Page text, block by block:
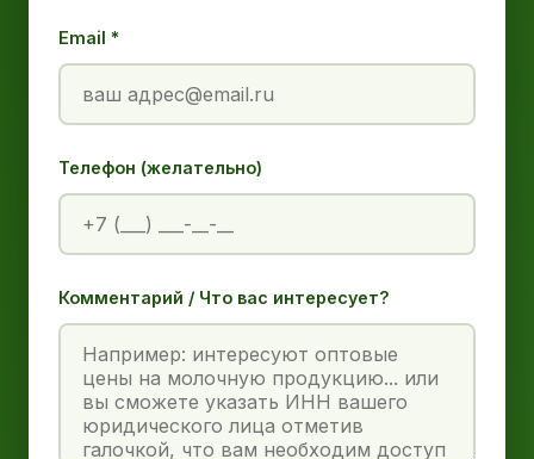
Email *
Телефон (желательно)
Комментарий / Что вас интересует?